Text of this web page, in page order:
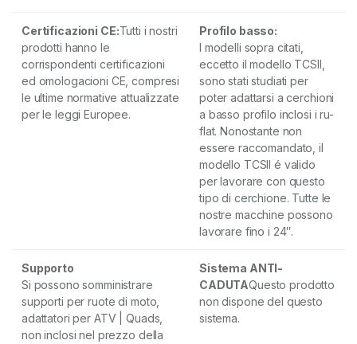
Certificazioni CE:Tutti i nostri
prodotti hanno le
corrispondenti certificazioni
ed omologacioni CE, compresi
le ultime normative attualizzate
per le leggi Europee.
Profilo basso:
I modelli sopra citati,
eccetto il modello TCSII,
sono stati studiati per
poter adattarsi a cerchioni
a basso profilo inclosi i ru-
flat. Nonostante non
essere raccomandato, il
modello TCSII é valido
per lavorare con questo
tipo di cerchione. Tutte le
nostre macchine possono
lavorare fino i 24″.
Supporto
Si possono somministrare
supporti per ruote di moto,
adattatori per ATV | Quads,
non inclosi nel prezzo della
Sistema ANTI-
CADUTAQuesto prodotto
non dispone del questo
sistema.